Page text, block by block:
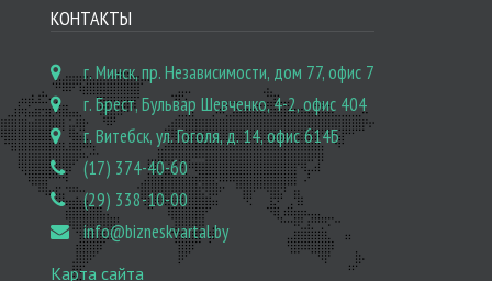
КОНТАКТЫ
г. Минск, пр. Независимости, дом 77, офис 7
г. Брест, Бульвар Шевченко, 4-2, офис 404
г. Витебск, ул. Гоголя, д. 14, офис 614Б
(17) 374-40-60
(29) 338-10-00
info@bizneskvartal.by
Карта сайта